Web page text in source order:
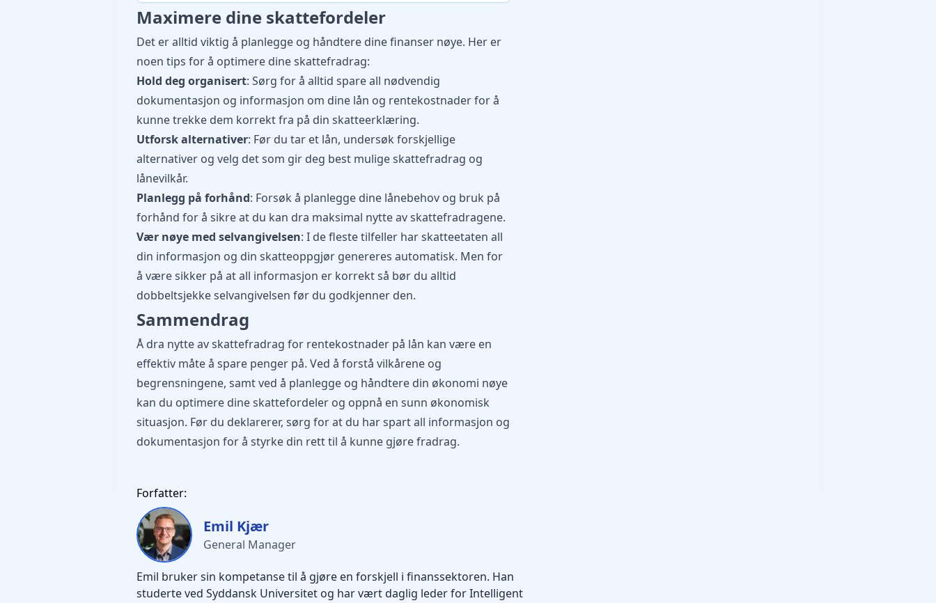
Maximere dine skattefordeler
Det er alltid viktig å planlegge og håndtere dine finanser nøye. Her er
noen tips for å optimere dine skattefradrag:
Hold deg organisert: Sørg for å alltid spare all nødvendig
dokumentasjon og informasjon om dine lån og rentekostnader for å
kunne trekke dem korrekt fra på din skatteerklæring.
Utforsk alternativer: Før du tar et lån, undersøk forskjellige
alternativer og velg det som gir deg best mulige skattefradrag og
lånevilkår.
Planlegg på forhånd: Forsøk å planlegge dine lånebehov og bruk på
forhånd for å sikre at du kan dra maksimal nytte av skattefradragene.
Vær nøye med selvangivelsen: I de fleste tilfeller har skatteetaten all
din informasjon og din skatteoppgjør genereres automatisk. Men for
å være sikker på at all informasjon er korrekt så bør du alltid
dobbeltsjekke selvangivelsen før du godkjenner den.
Sammendrag
Å dra nytte av skattefradrag for rentekostnader på lån kan være en
effektiv måte å spare penger på. Ved å forstå vilkårene og
begrensningene, samt ved å planlegge og håndtere din økonomi nøye
kan du optimere dine skattefordeler og oppnå en sunn økonomisk
situasjon. Før du deklarerer, sørg for at du har spart all informasjon og
dokumentasjon for å styrke din rett til å kunne gjøre fradrag.
Forfatter:
Emil Kjær
General Manager
Emil bruker sin kompetanse til å gjøre en forskjell i finanssektoren. Han
studerte ved Syddansk Universitet og har vært daglig leder for Intelligent